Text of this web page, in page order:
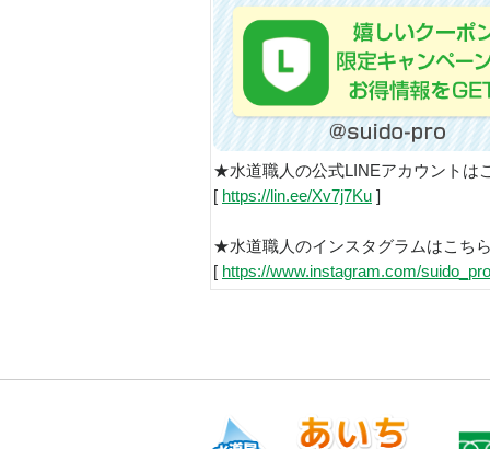
★水道職人の公式LINEアカウントは
[ https://lin.ee/Xv7j7Ku ]
★水道職人のインスタグラムはこち
[ https://www.instagram.com/